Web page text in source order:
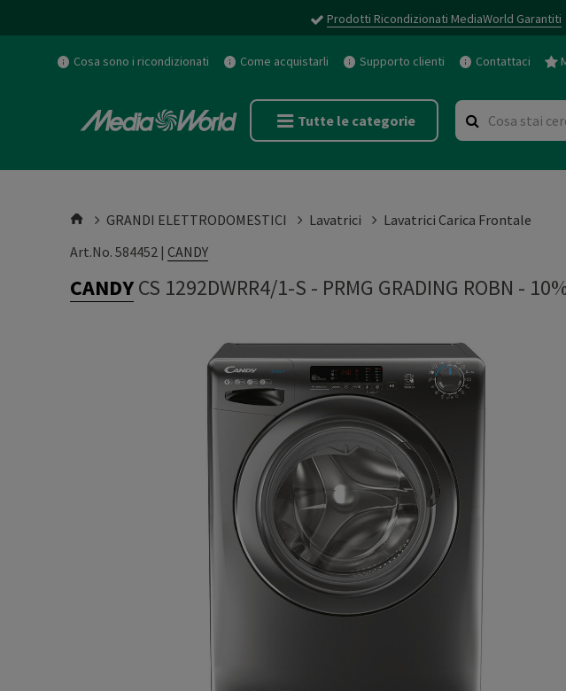
Prodotti Ricondizionati MediaWorld Garantiti
Cosa sono i ricondizionati Come acquistarli Supporto clienti Contattaci
Tutte le categorie
GRANDI ELETTRODOMESTICI Lavatrici
Lavatrici Carica Frontale
Art.No. 584452 | CANDY
CANDYCS 1292DWRR4/1-S - PRMG GRADING ROBN -